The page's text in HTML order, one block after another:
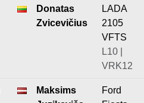
Donatas
Zvicevičius
LADA
2105
VFTS
L10 |
VRK12
Maksims
Ford